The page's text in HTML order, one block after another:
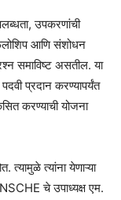
उपकरणांची
आणि संशोधन
समाविष्ट असतील. या
प्रदान करण्यापर्यंत
करण्याची योजना
त्यामुळे त्यांना येणाऱ्या
चे उपाध्यक्ष एम.